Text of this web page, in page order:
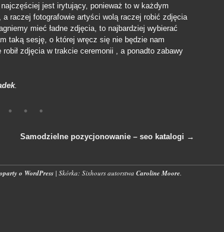
jest irytujący, ponieważ to w każdym
raczej fotografowie artyści wolą raczej robić zdjęcia
mieć ładne zdjęcia, to najbardziej wybierać
taką sesję, o której wręcz się nie będzie nam
zdjęcia w trakcie ceremonii , a ponadto zabawy
.
Samodzielne pozycjonowanie – seo katalogi →
o WordPress | Skórka: Sixhours autorstwa Caroline Moore.